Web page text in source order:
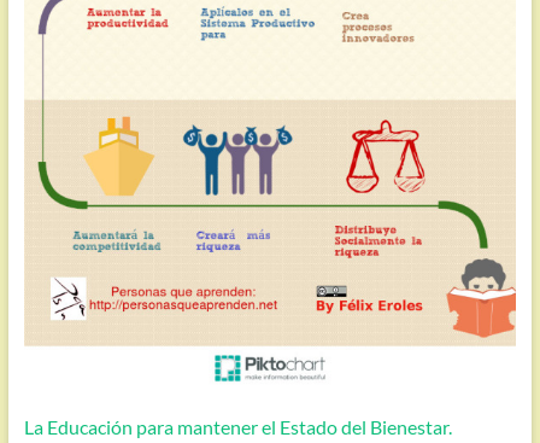
La Educación para mantener el Estado del Bienestar.